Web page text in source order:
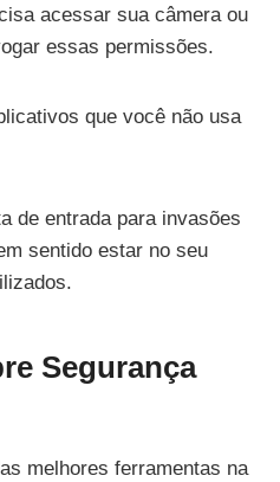
acessar sua câmera ou
essas permissões.
que você não usa
de entrada para invasões
sentido estar no seu
Segurança
melhores ferramentas na